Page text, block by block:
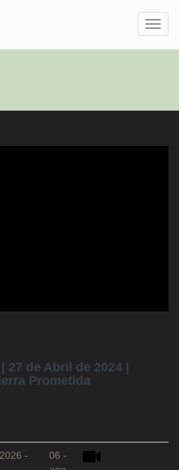
de Abril de 2024 |
Prometida
-
06 -